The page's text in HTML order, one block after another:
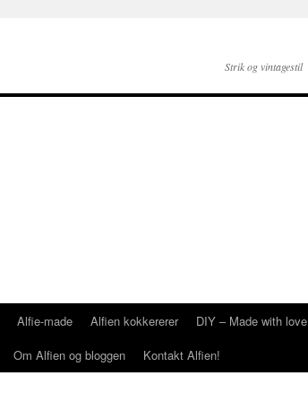
Strik og vintagestil
Alfie-made Alfien kokkererer DIY – Made with love
Om Alfien og bloggen Kontakt Alfien!